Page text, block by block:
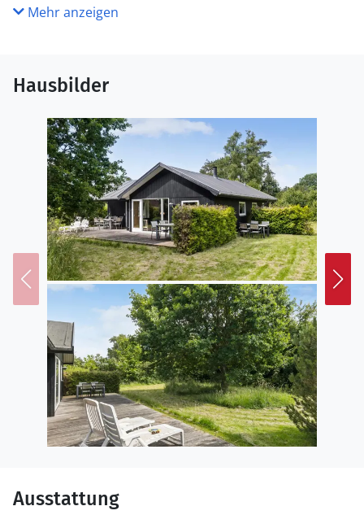
Ebeltoft, den Nationalpark ?Mols Bjerge?, die schönen
erlebnisreiche Ferien inmitten einer bezaubernden
Natur.
Mehr anzeigen
Hausbilder
Ausstattung